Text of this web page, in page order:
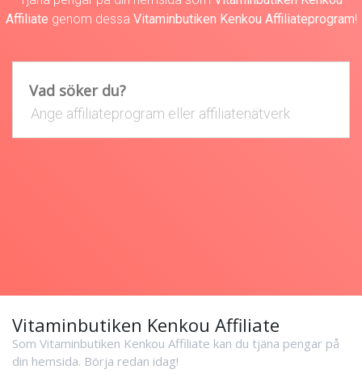
Affiliate genom dessa Vitaminbutiken Kenkou Affiliateprogram!
Vad söker du?
Vitaminbutiken Kenkou Affiliate
Som Vitaminbutiken Kenkou Affiliate kan du tjäna pengar på
din hemsida. Börja redan idag!